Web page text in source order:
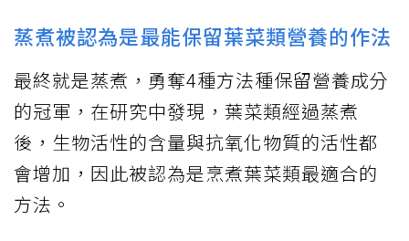
蒸煮被認為是最能保留葉菜類營養的作法
最終就是蒸煮，勇奪4種方法種保留營養成分
的冠軍，在研究中發現，葉菜類經過蒸煮
後，生物活性的含量與抗氧化物質的活性都
會增加，因此被認為是烹煮葉菜類最適合的
方法。